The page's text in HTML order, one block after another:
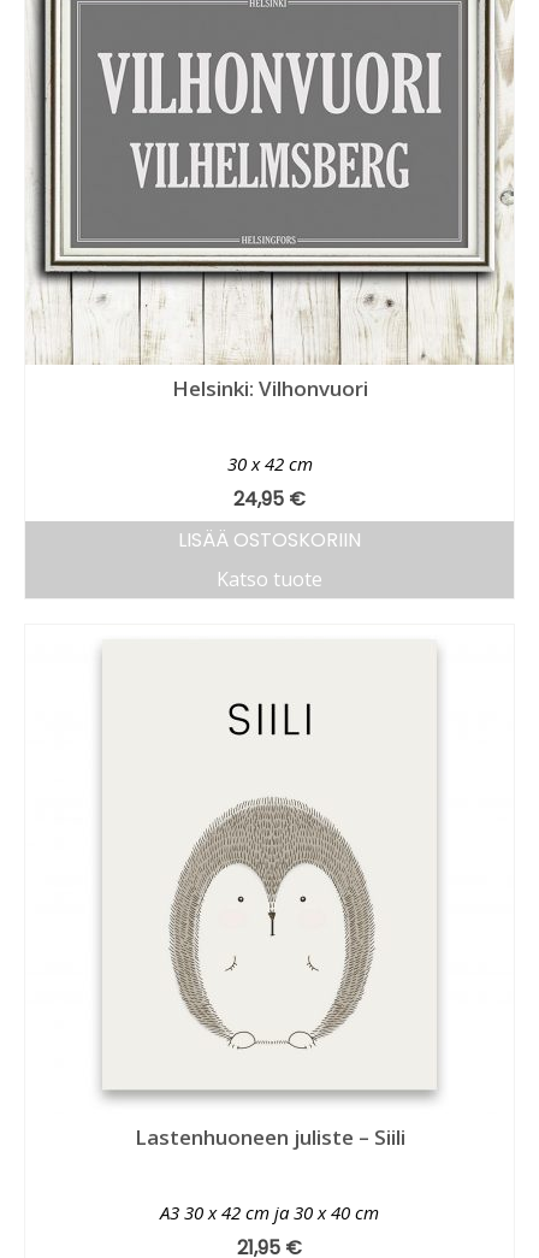
Helsinki: Vilhonvuori
30 x 42 cm
24,95 €
LISÄÄ OSTOSKORIIN
Katso tuote
Lastenhuoneen juliste – Siili
A3 30 x 42 cm ja 30 x 40 cm
21,95 €